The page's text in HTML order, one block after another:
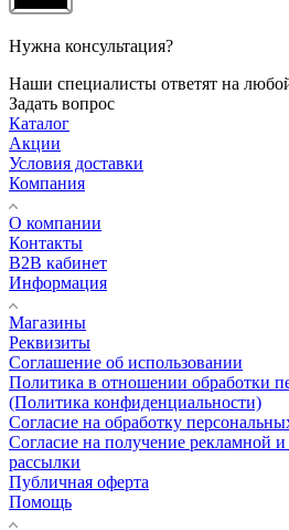
Нужна консультация?
Наши специалисты ответят на
Задать вопрос
Каталог
Акции
Условия доставки
Компания
О компании
Контакты
B2B кабинет
Информация
Магазины
Реквизиты
Соглашение об использовании
Политика в отношении обработки
(Политика конфиденциальности)
Согласие на обработку
Согласие на получение рекламной
рассылки
Публичная оферта
Помощь